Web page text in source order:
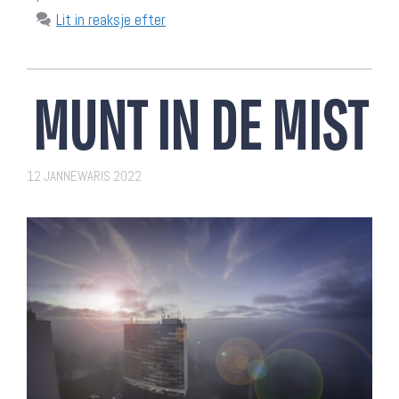
Lit in reaksje efter
MUNT IN DE MIST
12 JANNEWARIS 2022